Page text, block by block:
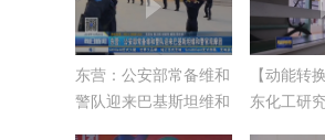
东营：公安部常备维和
警队迎来巴基斯坦维和
【动能转
东化工研